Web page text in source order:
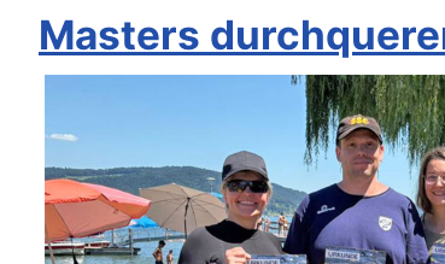
Masters